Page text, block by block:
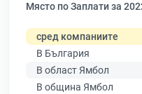
Място по Заплати за
сред компаниите
В България
В област Ямбол
В община Ямбол